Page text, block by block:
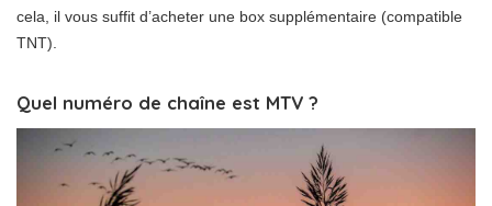
cela, il vous suffit d’acheter une box supplémentaire (compatible
TNT).
Quel numéro de chaîne est MTV ?